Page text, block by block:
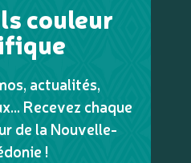
couleur
actualités,
Recevez chaque
de la Nouvelle-
!